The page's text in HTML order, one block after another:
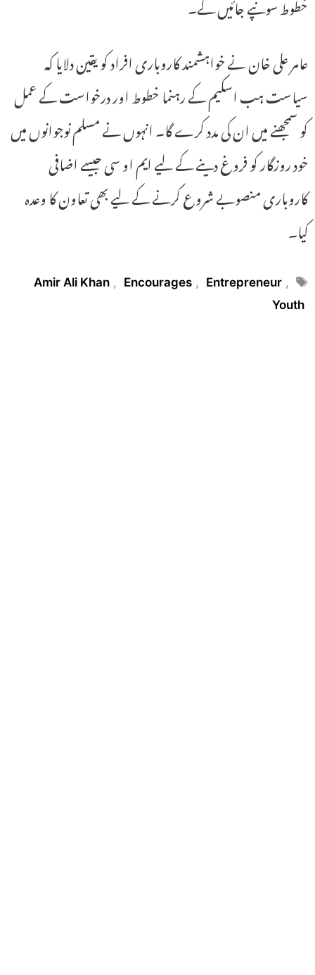
عامر علی خان نے خواہشمند کاروباری افراد کو یقین دلایا کہ
سیاست ہب اسکیم کے رہنما خطوط اور درخواست کے عمل
کو سمجھنے میں ان کی مدد کرے گا۔ انہوں نے مسلم نوجوانوں میں
خود روزگار کو فروغ دینے کے لیے ایم او سی جیسے اضافی
کاروباری منصوبے شروع کرنے کے لیے بھی تعاون کا وعدہ
کیا۔
Tags
Amir Ali Khan , Encourages , Entrepreneur ,
Youth